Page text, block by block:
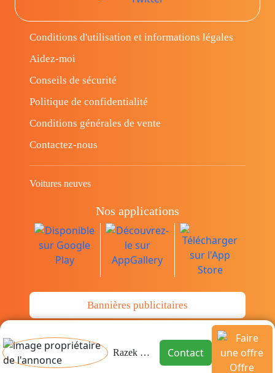
Razek Tarchoun
Contact
Offre
Conditions d'utilisation et informations légales
Aidez-moi
Conseils de sécurité
Politique de confidentialité
Conditions générales de vente
Contactez-nous
Voitures neuves
Nos applications
Bannières publicitaires
© Copyright 2014-2026 Cava.tn Limited Tous
les droits sont réservés.